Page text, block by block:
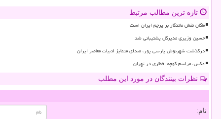
تازه ترین مطالب مرتبط
ماکان نقش ماندگار بر پرچم ایران است
حسین وزیری مدیرکل پشتیبانی شد
درگذشت شهرنوش پارسی پور، صدای متمایز ادبیات معاصر ایران
عکس، مراسم کوچه افطاری در تهران
نظرات بینندگان در مورد این مطلب
نام: